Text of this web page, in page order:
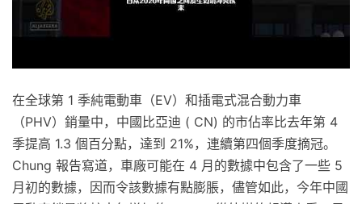
在全球第 1 季純電動車（EV）和插電式混合動力車
（PHV）銷量中，中國比亞迪 ( CN) 的市佔率比去年第 4
季提高 1.3 個百分點，達到 21%，連續第四個季度摘冠。
Chung 報告寫道，車廠可能在 4 月的數據中包含了一些 5
月初的數據，因而令該數據有點膨脹，儘管如此，今年中國